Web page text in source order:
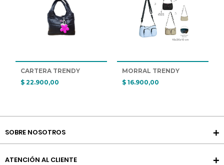
CARTERA TRENDY
$ 22.900,00
MORRAL TRENDY
$ 16.900,00
SOBRE NOSOTROS
ATENCIÓN AL CLIENTE